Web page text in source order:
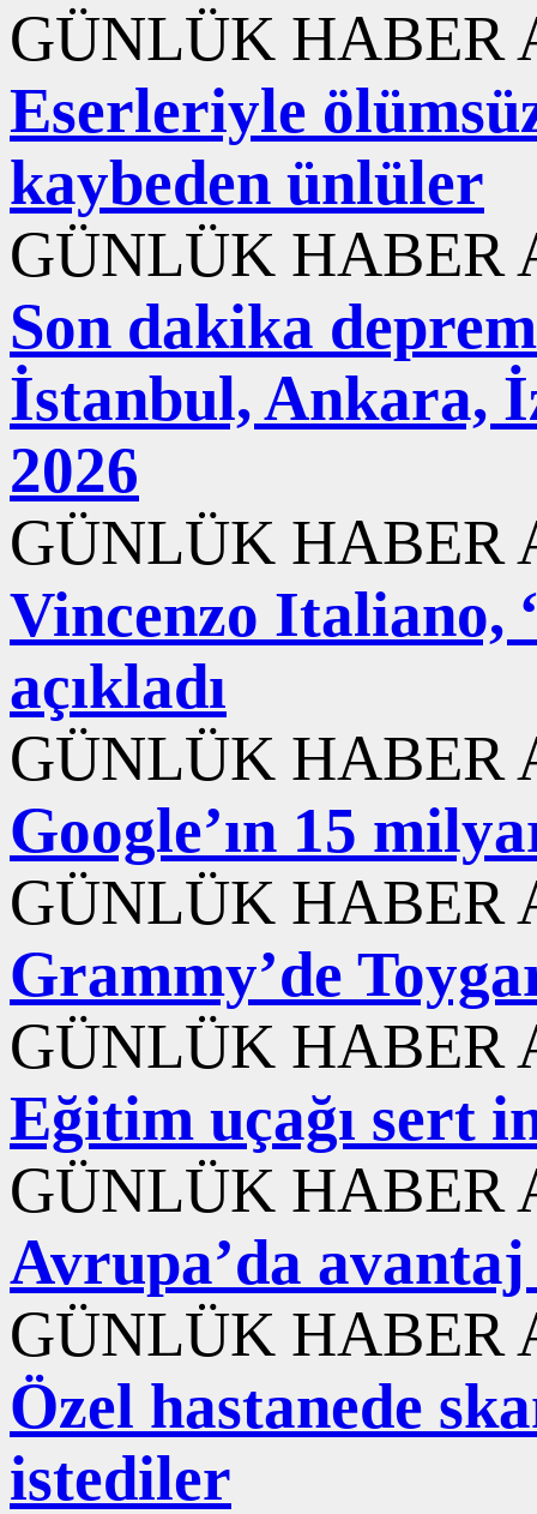
GÜNLÜK HABER
Eserleriyle
kaybeden ünlüler
GÜNLÜK HABER
Son dakika
İstanbul, Ankara,
2026
GÜNLÜK HABER
Vincenzo Italiano,
açıkladı
GÜNLÜK HABER
Google’ın 15
GÜNLÜK HABER
Grammy’de
GÜNLÜK HABER
Eğitim uçağı sert
GÜNLÜK HABER
Avrupa’da
GÜNLÜK HABER
Özel hastanede
istediler